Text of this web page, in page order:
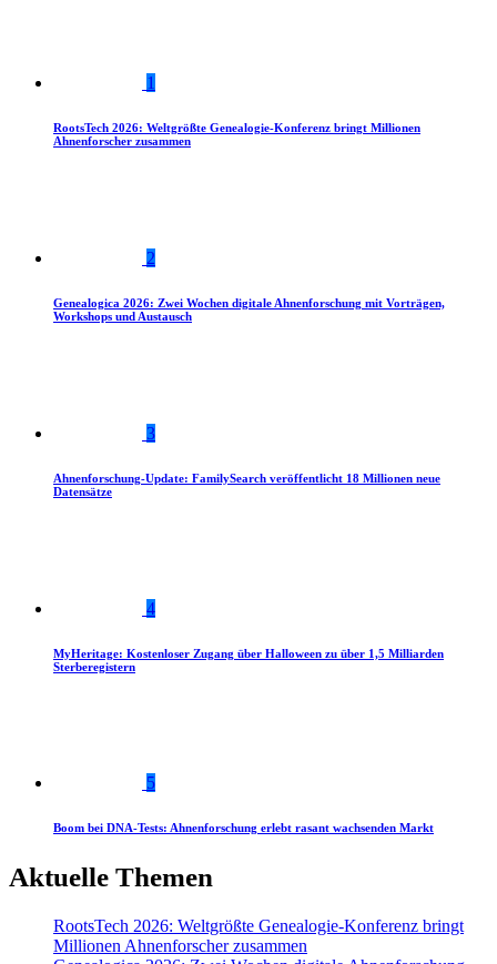
1
RootsTech 2026: Weltgrößte Genealogie-Konferenz bringt Millionen
Ahnenforscher zusammen
2
Genealogica 2026: Zwei Wochen digitale Ahnenforschung mit Vorträgen,
Workshops und Austausch
3
Ahnenforschung-Update: FamilySearch veröffentlicht 18 Millionen neue
Datensätze
4
MyHeritage: Kostenloser Zugang über Halloween zu über 1,5 Milliarden
Sterberegistern
5
Boom bei DNA-Tests: Ahnenforschung erlebt rasant wachsenden Markt
Aktuelle Themen
RootsTech 2026: Weltgrößte Genealogie-Konferenz bringt
Millionen Ahnenforscher zusammen